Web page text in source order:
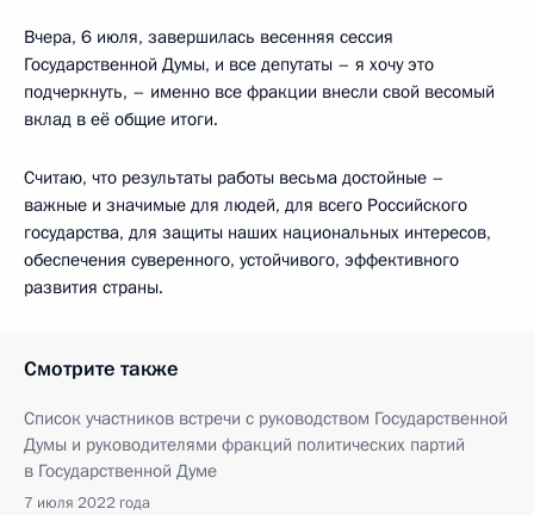
Вчера, 6 июля, завершилась весенняя сессия
Государственной Думы, и все депутаты – я хочу это
подчеркнуть, – именно все фракции внесли свой весомый
вклад в её общие итоги.
Считаю, что результаты работы весьма достойные –
важные и значимые для людей, для всего Российского
государства, для защиты наших национальных интересов,
обеспечения суверенного, устойчивого, эффективного
развития страны.
Смотрите также
Список участников встречи с руководством Государственной
Думы и руководителями фракций политических партий
в Государственной Думе
7 июля 2022 года